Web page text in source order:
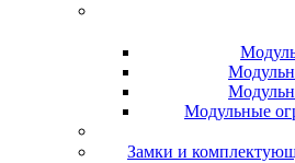
Модульные
Замки и